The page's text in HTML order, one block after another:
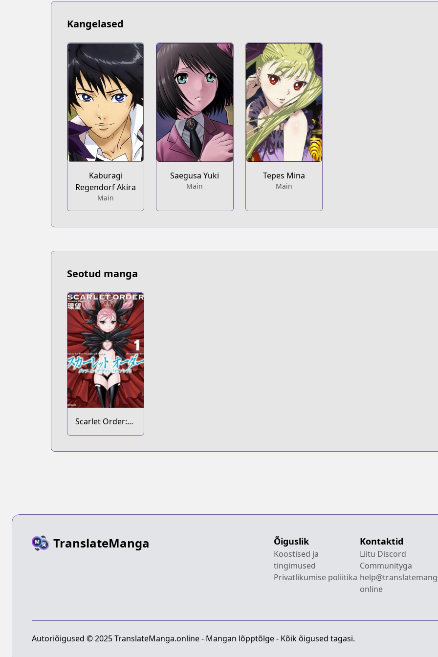
https://bookwalker.jp/series/224125/list
Official English
Kangelased
Kaburagi
Regendorf Akira
Main
Saegusa Yuki
Main
Tepes Mina
Main
Seotud manga
Scarlet Order:
Dance in the
TranslateManga Õiguslik
Koostised ja
tingimused
Privatlikumise poliitika
Kontaktid
Liitu Discord
Communityga
online
Autoriõigused © 2025 TranslateManga.online - Mangan lõpptõlge - Kõik õigused tagasi.